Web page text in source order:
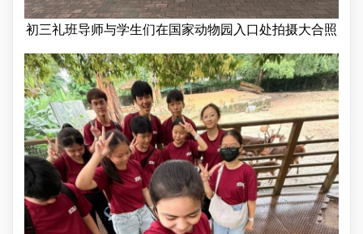
初三礼班导师与学生们在国家动物园入口处拍摄大合照